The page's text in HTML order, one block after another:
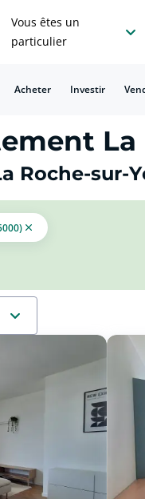
Vous êtes un
particulier
Acheter Investir
Roche-sur-